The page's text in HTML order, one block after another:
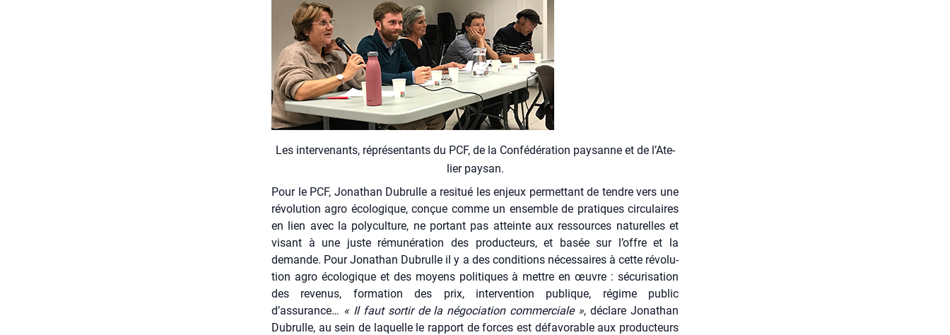
Les inter­ve­nants, répré­sen­tants du PCF, de la Confé­dé­ra­tion pay­sanne et de l’A­te­
lier pay­san.
Pour le PCF, Jona­than Dubrulle a resi­tué les enjeux per­met­tant de tendre vers une
révo­lu­tion agro éco­lo­gique, conçue comme un ensemble de pra­tiques cir­cu­laires
en lien avec la poly­cul­ture, ne por­tant pas atteinte aux res­sources natu­relles et
visant à une juste rému­né­ra­tion des pro­duc­teurs, et basée sur l’offre et la
demande. Pour Jona­than Dubrulle il y a des condi­tions néces­saires à cette révo­lu­
tion agro éco­lo­gique et des moyens poli­tiques à mettre en œuvre : sécu­ri­sa­tion
des reve­nus, for­ma­tion des prix, inter­ven­tion publique, régime public
d’assurance… « Il faut sor­tir de la négo­cia­tion com­mer­ciale », déclare Jona­than
Dubrulle, au sein de laquelle le rap­port de forces est défa­vo­rable aux pro­duc­teurs